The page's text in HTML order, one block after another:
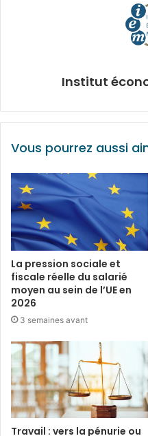
Institut
Vous pourrez aussi
La pression sociale et
fiscale réelle du salarié
moyen au sein de l’UE en
2026
3 semaines avant
Travail : vers la pénurie ou